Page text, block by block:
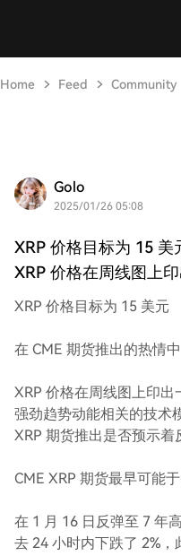
Home Feed Community
Golo
2025/01/26 05:08
XRP 价格目标为 15 美
XRP 价格在周线图上
XRP 价格目标为 15 美元
在 CME 期货推出的热情中
XRP 价格在周线图上印
强劲趋势动能相关的技术
XRP 期货推出是否预示着
CME XRP 期货最早可能
在 1 月 16 日反弹至 7 年
去 24 小时内下跌了 2%，